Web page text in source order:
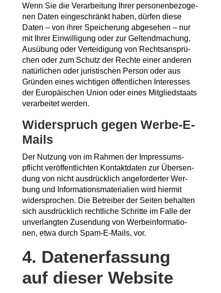
Wenn Sie die Ver­ar­bei­tung Ihrer per­so­nen­be­zo­ge­
nen Daten ein­ge­schränkt haben, dür­fen die­se
Daten – von ihrer Spei­che­rung abge­se­hen – nur
mit Ihrer Ein­wil­li­gung oder zur Gel­tend­ma­chung,
Aus­übung oder Ver­tei­di­gung von Rechts­an­sprü­
chen oder zum Schutz der Rech­te einer ande­ren
natür­li­chen oder juris­ti­schen Per­son oder aus
Grün­den eines wich­ti­gen öffent­li­chen Inter­es­ses
der Euro­päi­schen Uni­on oder eines Mit­glied­staats
ver­ar­bei­tet werden.
Wider­spruch gegen Werbe-E-
Mails
Der Nut­zung von im Rah­men der Impres­sums­
pflicht ver­öf­fent­lich­ten Kon­takt­da­ten zur Über­sen­
dung von nicht aus­drück­lich ange­for­der­ter Wer­
bung und Infor­ma­ti­ons­ma­te­ria­li­en wird hier­mit
wider­spro­chen. Die Betrei­ber der Sei­ten behal­ten
sich aus­drück­lich recht­li­che Schrit­te im Fal­le der
unver­lang­ten Zusen­dung von Wer­be­infor­ma­tio­
nen, etwa durch Spam-E-Mails, vor.
4. Daten­er­fas­sung
auf die­ser Website